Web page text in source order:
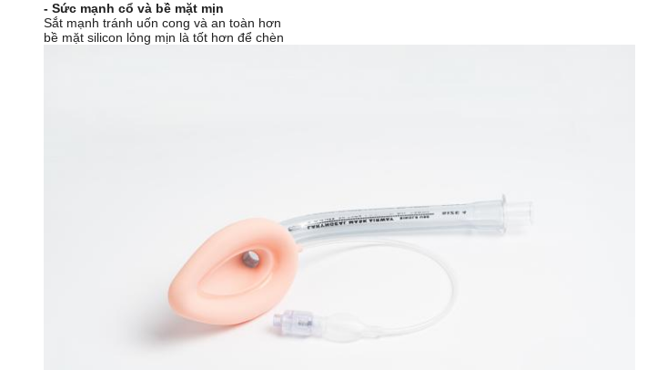
- Sức mạnh cổ và bề mặt mịn
Sắt mạnh tránh uốn cong và an toàn hơn
bề mặt silicon lỏng mịn là tốt hơn để chèn